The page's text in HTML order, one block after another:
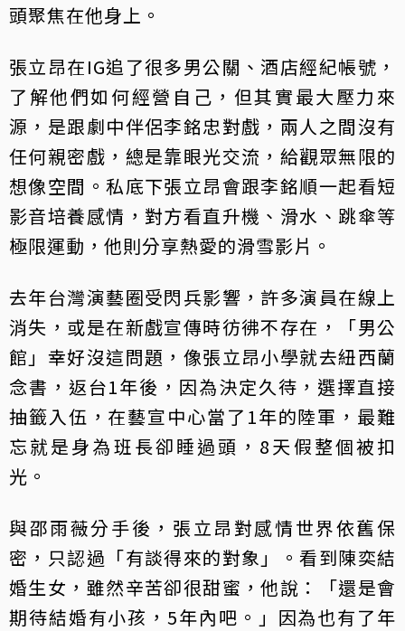
頭聚焦在他身上。
張立昂在IG追了很多男公關、酒店經紀帳號，
了解他們如何經營自己，但其實最大壓力來
源，是跟劇中伴侶李銘忠對戲，兩人之間沒有
任何親密戲，總是靠眼光交流，給觀眾無限的
想像空間。私底下張立昂會跟李銘順一起看短
影音培養感情，對方看直升機、滑水、跳傘等
極限運動，他則分享熱愛的滑雪影片。
去年台灣演藝圈受閃兵影響，許多演員在線上
消失，或是在新戲宣傳時彷彿不存在，「男公
館」幸好沒這問題，像張立昂小學就去紐西蘭
念書，返台1年後，因為決定久待，選擇直接
抽籤入伍，在藝宣中心當了1年的陸軍，最難
忘就是身為班長卻睡過頭，8天假整個被扣
光。
與邵雨薇分手後，張立昂對感情世界依舊保
密，只認過「有談得來的對象」。看到陳奕結
婚生女，雖然辛苦卻很甜蜜，他說：「還是會
期待結婚有小孩，5年內吧。」因為也有了年